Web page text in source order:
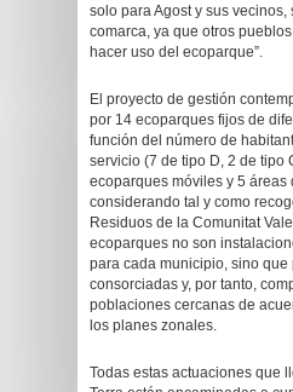
solo para Agost y sus
comarca, ya que otros
hacer uso del ecoparque”.
El proyecto de gestión
por 14 ecoparques fijos de
función del número de
servicio (7 de tipo D, 2 de tipo
ecoparques móviles y 5 áreas
considerando tal y como
Residuos de la Comunitat
ecoparques no son
para cada municipio, sino que
consorciadas y, por tanto,
poblaciones cercanas de
los planes zonales.
Todas estas actuaciones que